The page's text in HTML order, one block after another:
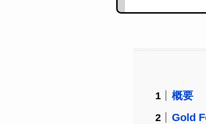
概要
Gold